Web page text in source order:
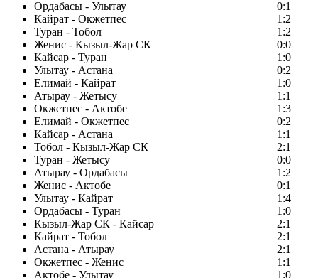
Ордабасы - Улытау
0:1
Кайрат - Окжетпес
1:2
Туран - Тобол
1:2
Женис - Кызыл-Жар СК
0:0
Кайсар - Туран
1:0
Улытау - Астана
0:2
Елимай - Кайрат
1:0
Атырау - Жетысу
1:1
Окжетпес - Актобе
1:3
Елимай - Окжетпес
0:2
Кайсар - Астана
1:1
Тобол - Кызыл-Жар СК
2:1
Туран - Жетысу
0:0
Атырау - Ордабасы
1:2
Женис - Актобе
0:1
Улытау - Кайрат
1:4
Ордабасы - Туран
1:0
Кызыл-Жар СК - Кайсар
2:1
Кайрат - Тобол
2:1
Астана - Атырау
2:1
Окжетпес - Женис
1:1
Актобе - Улытау
1:0